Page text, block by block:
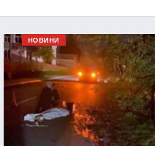
НОВИНИ